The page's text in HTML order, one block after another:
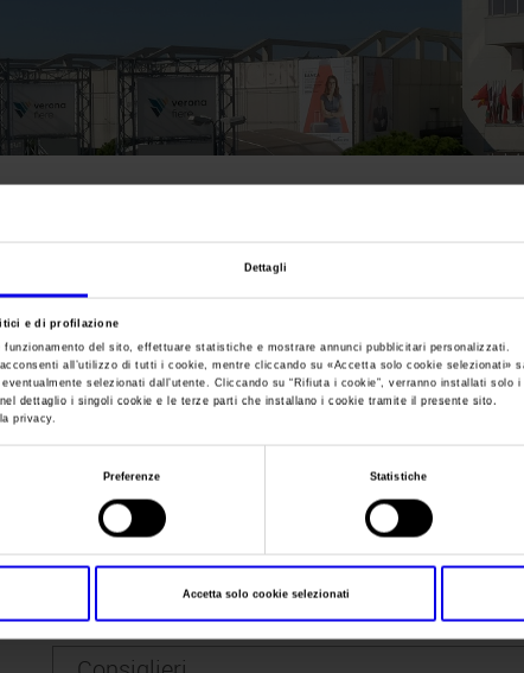
Dettagli
e di profilazione
del sito, effettuare statistiche e mostrare annunci pubblicitari personalizzati.
all’utilizzo di tutti i cookie, mentre cliccando su «Accetta solo cookie selezionati»
selezionati dall’utente. Cliccando su “Rifiuta i cookie”, verranno installati solo
dettaglio i singoli cookie e le terze parti che installano i cookie tramite il presente sito.
privacy.
Preferenze Statistiche
Accetta solo cookie selezionati
Consiglio di
Vicepresidenti
Romano Artoni
Marina Montedoro
Amministratrice Delegata
Barbara Ferro